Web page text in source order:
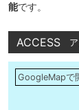
能です。
ACCESS
GoogleMapで